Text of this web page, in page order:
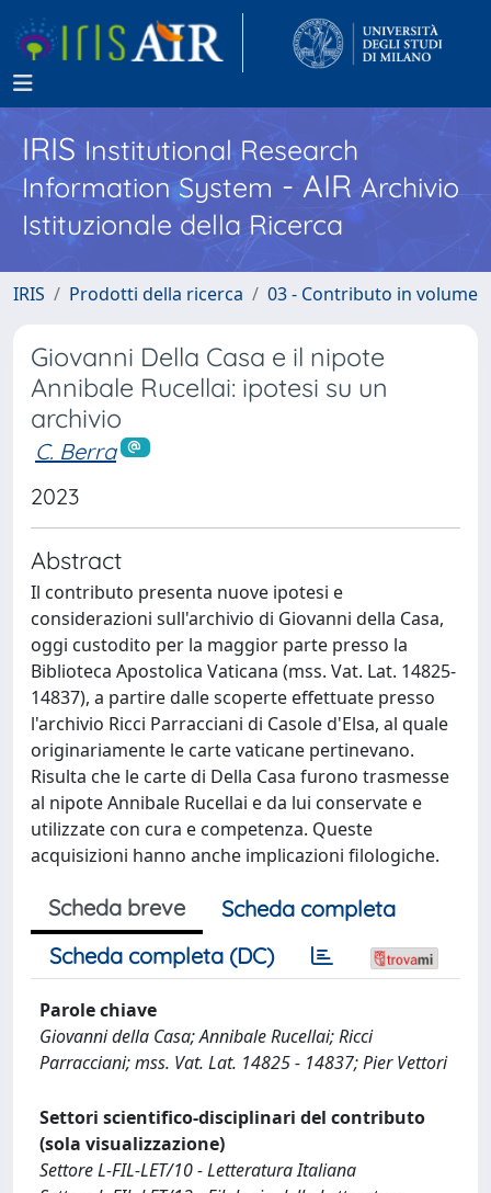
IRISInstitutional Research
Information System - AIR Archivio
Istituzionale della Ricerca
IRIS Prodotti della ricerca 03 - Contributo in volume
Giovanni Della Casa e il nipote
Annibale Rucellai: ipotesi su un
archivio
C. Berra
2023
Abstract
Il contributo presenta nuove ipotesi e
considerazioni sull'archivio di Giovanni della Casa,
oggi custodito per la maggior parte presso la
Biblioteca Apostolica Vaticana (mss. Vat. Lat. 14825-
14837), a partire dalle scoperte effettuate presso
l'archivio Ricci Parracciani di Casole d'Elsa, al quale
originariamente le carte vaticane pertinevano.
Risulta che le carte di Della Casa furono trasmesse
al nipote Annibale Rucellai e da lui conservate e
utilizzate con cura e competenza. Queste
acquisizioni hanno anche implicazioni filologiche.
Scheda breve
Scheda completa
Scheda completa (DC)
Parole chiave
Giovanni della Casa; Annibale Rucellai; Ricci
Parracciani; mss. Vat. Lat. 14825 - 14837; Pier Vettori
Settori scientifico-disciplinari del contributo
(sola visualizzazione)
Settore L-FIL-LET/10 - Letteratura Italiana